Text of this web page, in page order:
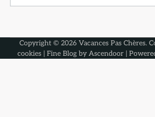
Copyright © 2026 Vacances Pas Chères.
cookies| Fine Blog by Ascendoor|